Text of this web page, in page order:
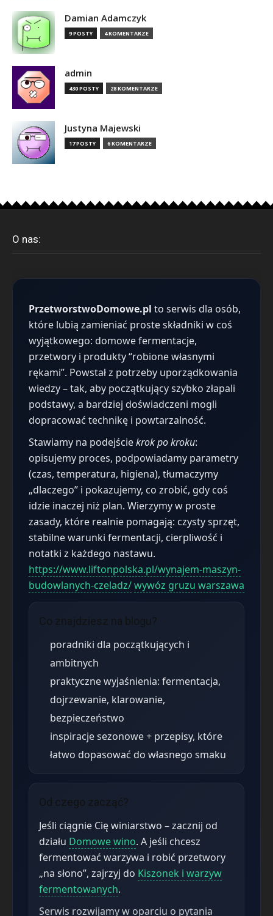
Damian Adamczyk
9 POSTY 4 KOMENTARZE
admin
430 POSTY 28 KOMENTARZE
Justyna Majewski
17 POSTY 6 KOMENTARZE
O nas:
PrzetworstwoDomowe.pl to serwis dla osób,
które lubią zamieniać proste składniki w coś
wyjątkowego: domowe fermentacje,
przetwory i produkty “robione własnymi
rękami”. Powstał z potrzeby uporządkowania
wiedzy – tak, aby początkujący szybko złapali
podstawy, a bardziej doświadczeni mogli
dopracować technikę i powtarzalność.
Stawiamy na podejściekrok po kroku:
opisujemy proces, podpowiadamy parametry
(czas, temperatura, higiena), tłumaczymy
„dlaczego” i pokazujemy, co zrobić, gdy coś
idzie inaczej niż plan. Wierzymy w proste
zasady, które realnie pomagają: czysty sprzęt,
stabilne warunki fermentacji, cierpliwość i
notatki z każdego nastawu.
https://www.liftonpolska.pl/wynajem-maszyn-
budowlanych-czeladz/wywóz gruzu warszawa
Co znajdziesz na blogu?
poradniki dla początkujących i
ambitnych
praktyczne wyjaśnienia: fermentacja,
dojrzewanie, klarowanie,
bezpieczeństwo
inspiracje sezonowe + przepisy, które
łatwo dopasować do własnego smaku
Od czego zacząć?
Jeśli ciągnie Cię winiarstwo – zacznij od
działu Domowe wino. A jeśli chcesz
fermentować warzywa i robić przetwory
„na słono”, zajrzyj do Kiszonek i warzyw
fermentowanych.
Serwis rozwijamy w oparciu o pytania